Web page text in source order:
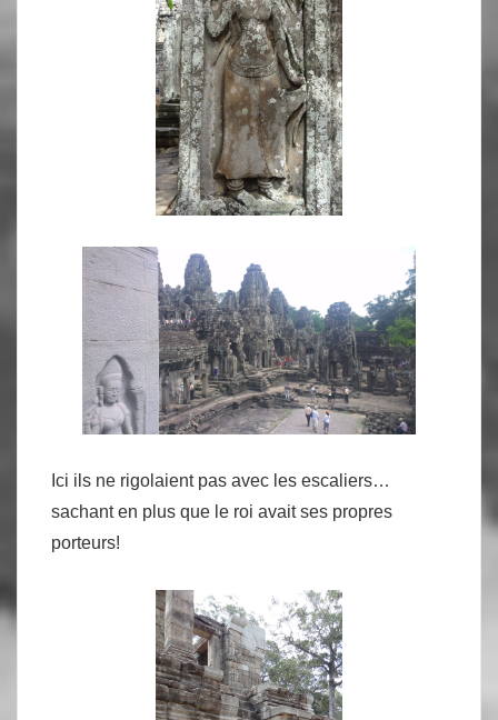
Ici ils ne rigolaient pas avec les escaliers…
sachant en plus que le roi avait ses propres
porteurs!